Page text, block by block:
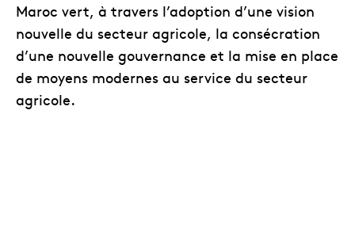
Maroc vert, à travers l’adoption d’une vision
nouvelle du secteur agricole, la consécration
d’une nouvelle gouvernance et la mise en place
de moyens modernes au service du secteur
agricole.